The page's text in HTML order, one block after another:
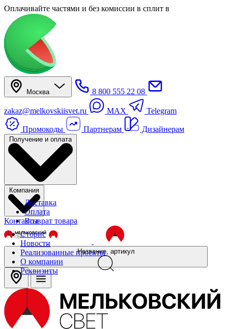
Оплачивайте частями и без комиссии в сплит в
Москва 8 800 555 22 08
zakaz@melkovskiisvet.ru MAX Telegram
Промокоды Партнерам Дизайнерам
Получение и оплата
Доставка
Оплата
Возврат товара
Компания
Сторис
Новости
Реализованные проекты
О компании
Реквизиты
Контакты
Название, артикул